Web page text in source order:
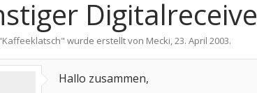
Kaffeeklatsch" wurde erstellt von Mecki,23. April 2003.
Hallo zusammen,